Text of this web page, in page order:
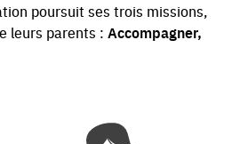
poursuit ses trois missions,
leurs parents : Accompagner,